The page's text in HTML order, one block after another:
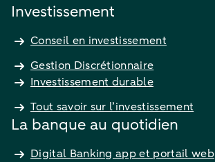
Investissement
Conseil en investissement
Gestion Discrétionnaire
Investissement durable
Tout savoir sur l’investissement
La banque au quotidien
Digital Banking app et portail web